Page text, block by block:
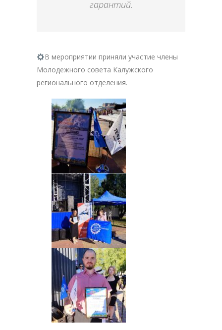
гарантий.
В мероприятии приняли участие члены
Молодежного совета Калужского
регионального отделения.